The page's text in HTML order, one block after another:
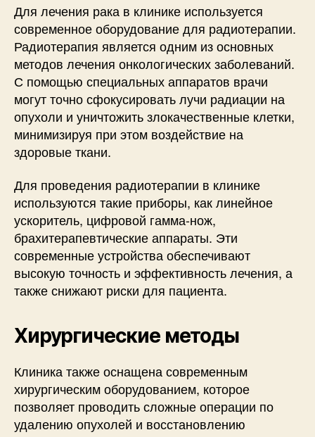
Для лечения рака в клинике используется
современное оборудование для радиотерапии.
Радиотерапия является одним из основных
методов лечения онкологических заболеваний.
С помощью специальных аппаратов врачи
могут точно сфокусировать лучи радиации на
опухоли и уничтожить злокачественные клетки,
минимизируя при этом воздействие на
здоровые ткани.
Для проведения радиотерапии в клинике
используются такие приборы, как линейное
ускоритель, цифровой гамма-нож,
брахитерапевтические аппараты. Эти
современные устройства обеспечивают
высокую точность и эффективность лечения, а
также снижают риски для пациента.
Хирургические методы
Клиника также оснащена современным
хирургическим оборудованием, которое
позволяет проводить сложные операции по
удалению опухолей и восстановлению